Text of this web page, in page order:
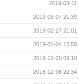
2019-03-11
2019-03-07 21:39
2019-02-27 21:01
2019-01-04 15:59
2018-12-20 09:18
2018-12-06 22:34